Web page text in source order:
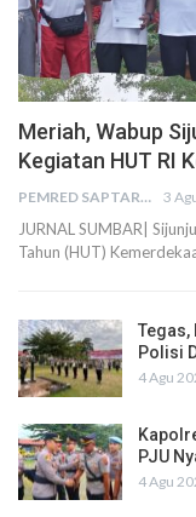
Meriah, Wabup
Kegiatan HUT RI
PEMRED SAPTARIUS 3
JURNAL SUMBAR|
Tahun (HUT)
Tegas,
Polisi
4 Agu
PJU
4 Agu